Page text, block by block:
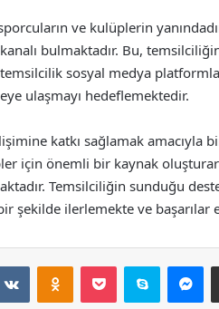
ve kulüplerin
bulmaktadır. Bu,
sosyal medya
ulaşmayı hedeflemektedir.
katkı sağlamak amacıyla
için önemli bir kaynak
Temsilciliğin sunduğu
şekilde ilerlemekte ve başarılar
VKontakteOdnoklassniki
Pocket Skype